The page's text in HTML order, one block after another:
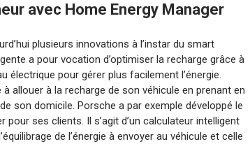
avec Home Energy Manager
plusieurs innovations à l’instar du smart
a pour vocation d’optimiser la recharge grâce à
électrique pour gérer plus facilement l’énergie.
à allouer à la recharge de son véhicule en prenant en
son domicile. Porsche a par exemple développé le
ses clients. Il s’agit d’un calculateur intelligent
de l’énergie à envoyer au véhicule et celle